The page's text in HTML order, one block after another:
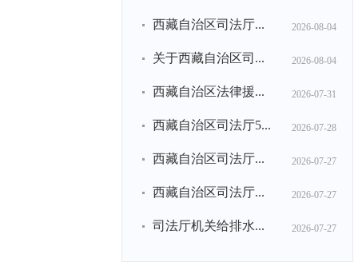
西藏自治区司法厅... 2026-08-04
关于西藏自治区司... 2026-08-04
西藏自治区法律援... 2026-07-31
西藏自治区司法厅5... 2026-07-28
西藏自治区司法厅... 2026-07-27
西藏自治区司法厅... 2026-07-27
司法厅机关给排水... 2026-07-27